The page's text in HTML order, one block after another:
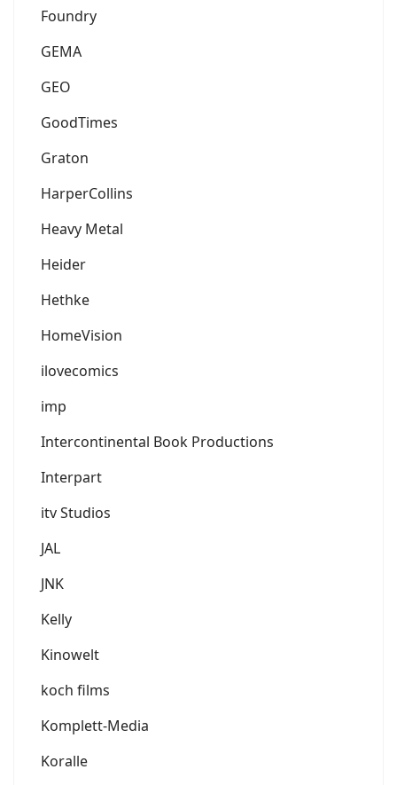
Foundry
GEMA
GEO
GoodTimes
Graton
HarperCollins
Heavy Metal
Heider
Hethke
HomeVision
ilovecomics
imp
Intercontinental Book Productions
Interpart
itv Studios
JAL
JNK
Kelly
Kinowelt
koch films
Komplett-Media
Koralle